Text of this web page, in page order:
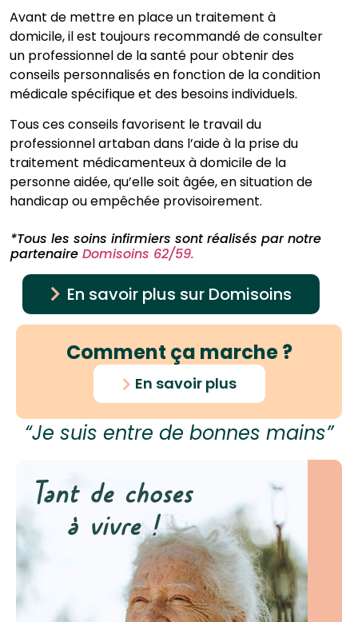
Avant de mettre en place un traitement à
domicile, il est toujours recommandé de consulter
un professionnel de la santé pour obtenir des
conseils personnalisés en fonction de la condition
médicale spécifique et des besoins individuels.
Tous ces conseils favorisent le travail du
professionnel artaban dans l’aide à la prise du
traitement médicamenteux à domicile de la
personne aidée, qu’elle soit âgée, en situation de
handicap ou empêchée provisoirement.
*Tous les soins infirmiers sont réalisés par notre
partenaire Domisoins 62/59.
En savoir plus sur Domisoins
Comment ça marche ?
En savoir plus
“Je suis entre de bonnes mains”